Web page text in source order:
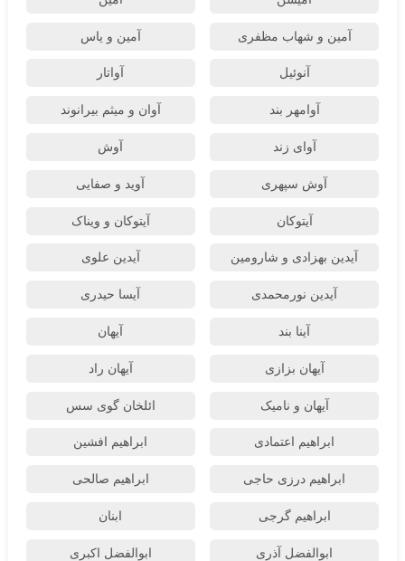
آمین و شهاب مظفری آمین و یاس
آنوئیل آواتار
آوامهر بند آوان و میثم بیرانوند
آوای زند آوش
آوش سپهری آوید و صفایی
آیتوکان آیتوکان و ویناک
آیدین بهزادی و شارومین آیدین علوی
آیدین نورمحمدی آیسا حیدری
آینا بند آیهان
آیهان بزازی آیهان راد
آیهان و نامیک ائلخان گوی سس
ابراهیم اعتمادی ابراهیم افشین
ابراهیم درزی حاجی ابراهیم صالحی
ابراهیم گرجی ابنان
ابوالفضل آذری ابوالفضل اکبری